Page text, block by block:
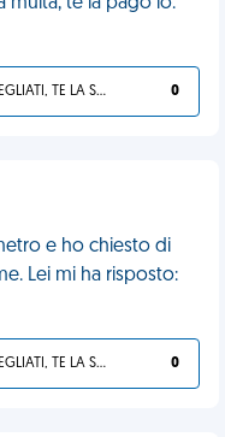
SVEGLIATI, TE LA SEI CERCATA! 0
e ho chiesto di
Lei mi ha risposto:
SVEGLIATI, TE LA SEI CERCATA! 0